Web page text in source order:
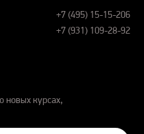
+7 (495) 15-15-206
+7 (931) 109-28-92
новых курсах,